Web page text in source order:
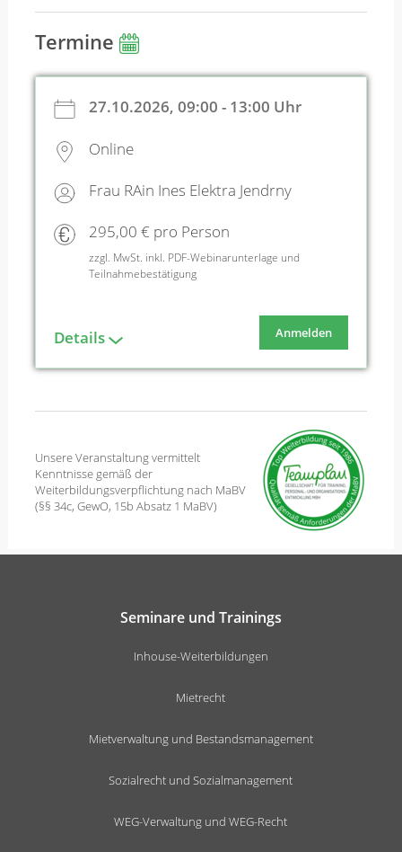
Termine
27.10.2026, 09:00 - 13:00 Uhr
Online
Frau RAin Ines Elektra Jendrny
295,00 € pro Person
zzgl. MwSt. inkl. PDF-Webinarunterlage und
Teilnahmebestätigung
Details Anmelden
Unsere Veranstaltung vermittelt
Kenntnisse gemäß der
Weiterbildungsverpflichtung nach MaBV
(§§ 34c, GewO, 15b Absatz 1 MaBV)
Seminare und Trainings
Inhouse-Weiterbildungen
Mietrecht
Mietverwaltung und Bestandsmanagement
Sozialrecht und Sozialmanagement
WEG-Verwaltung und WEG-Recht